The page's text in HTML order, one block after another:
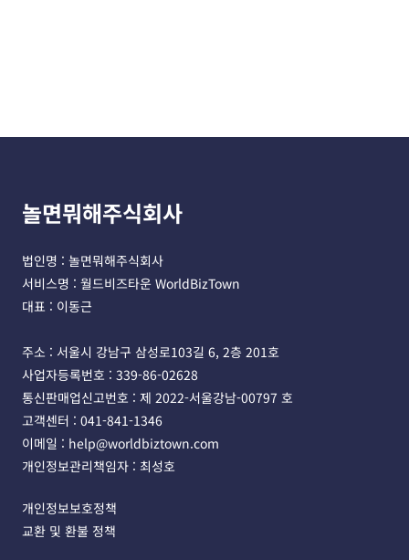
놀면뭐해주식회사
법인명 : 놀면뭐해주식회사
서비스명 : 월드비즈타운 WorldBizTown
대표 : 이동근
주소 : 서울시 강남구 삼성로103길 6, 2층 201호
사업자등록번호 : 339-86-02628
통신판매업신고번호 : 제 2022-서울강남-00797 호
고객센터 : 041-841-1346
이메일 : help@worldbiztown.com
개인정보관리책임자 : 최성호
개인정보보호정책
교환 및 환불 정책